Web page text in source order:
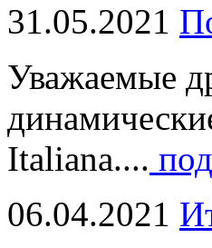
31.05.2021
Уважаемые
Italiana....
06.04.2021